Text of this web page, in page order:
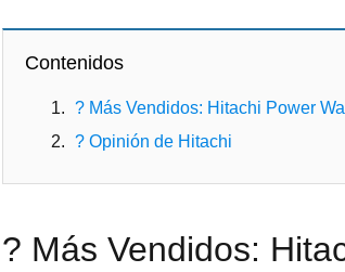
Contenidos
? Más Vendidos: Hitachi Power
? Opinión de Hitachi
? Más Vendidos: